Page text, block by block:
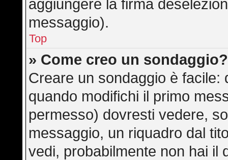
aggiungere la firma
messaggio).
Top
» Come creo un sondaggio?
Creare un sondaggio è
quando modifichi il primo
permesso) dovresti vedere,
messaggio, un riquadro dal
vedi, probabilmente non hai il